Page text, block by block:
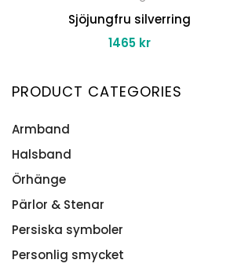
Sjöjungfru silverring
1465 kr
PRODUCT CATEGORIES
Armband
Namnarmband
Silverarmband Herr
Stenarmband
Intentionsarmband
Med makraméknut
Halsband
Bokstavshalsband
Halsband herr
Halsband med persisk text
Hänge och halsband
Örhänge
Alla Örhänge
Pärlor & Stenar
Stenar & Kristaller
Persiska symboler
Personlig smycket